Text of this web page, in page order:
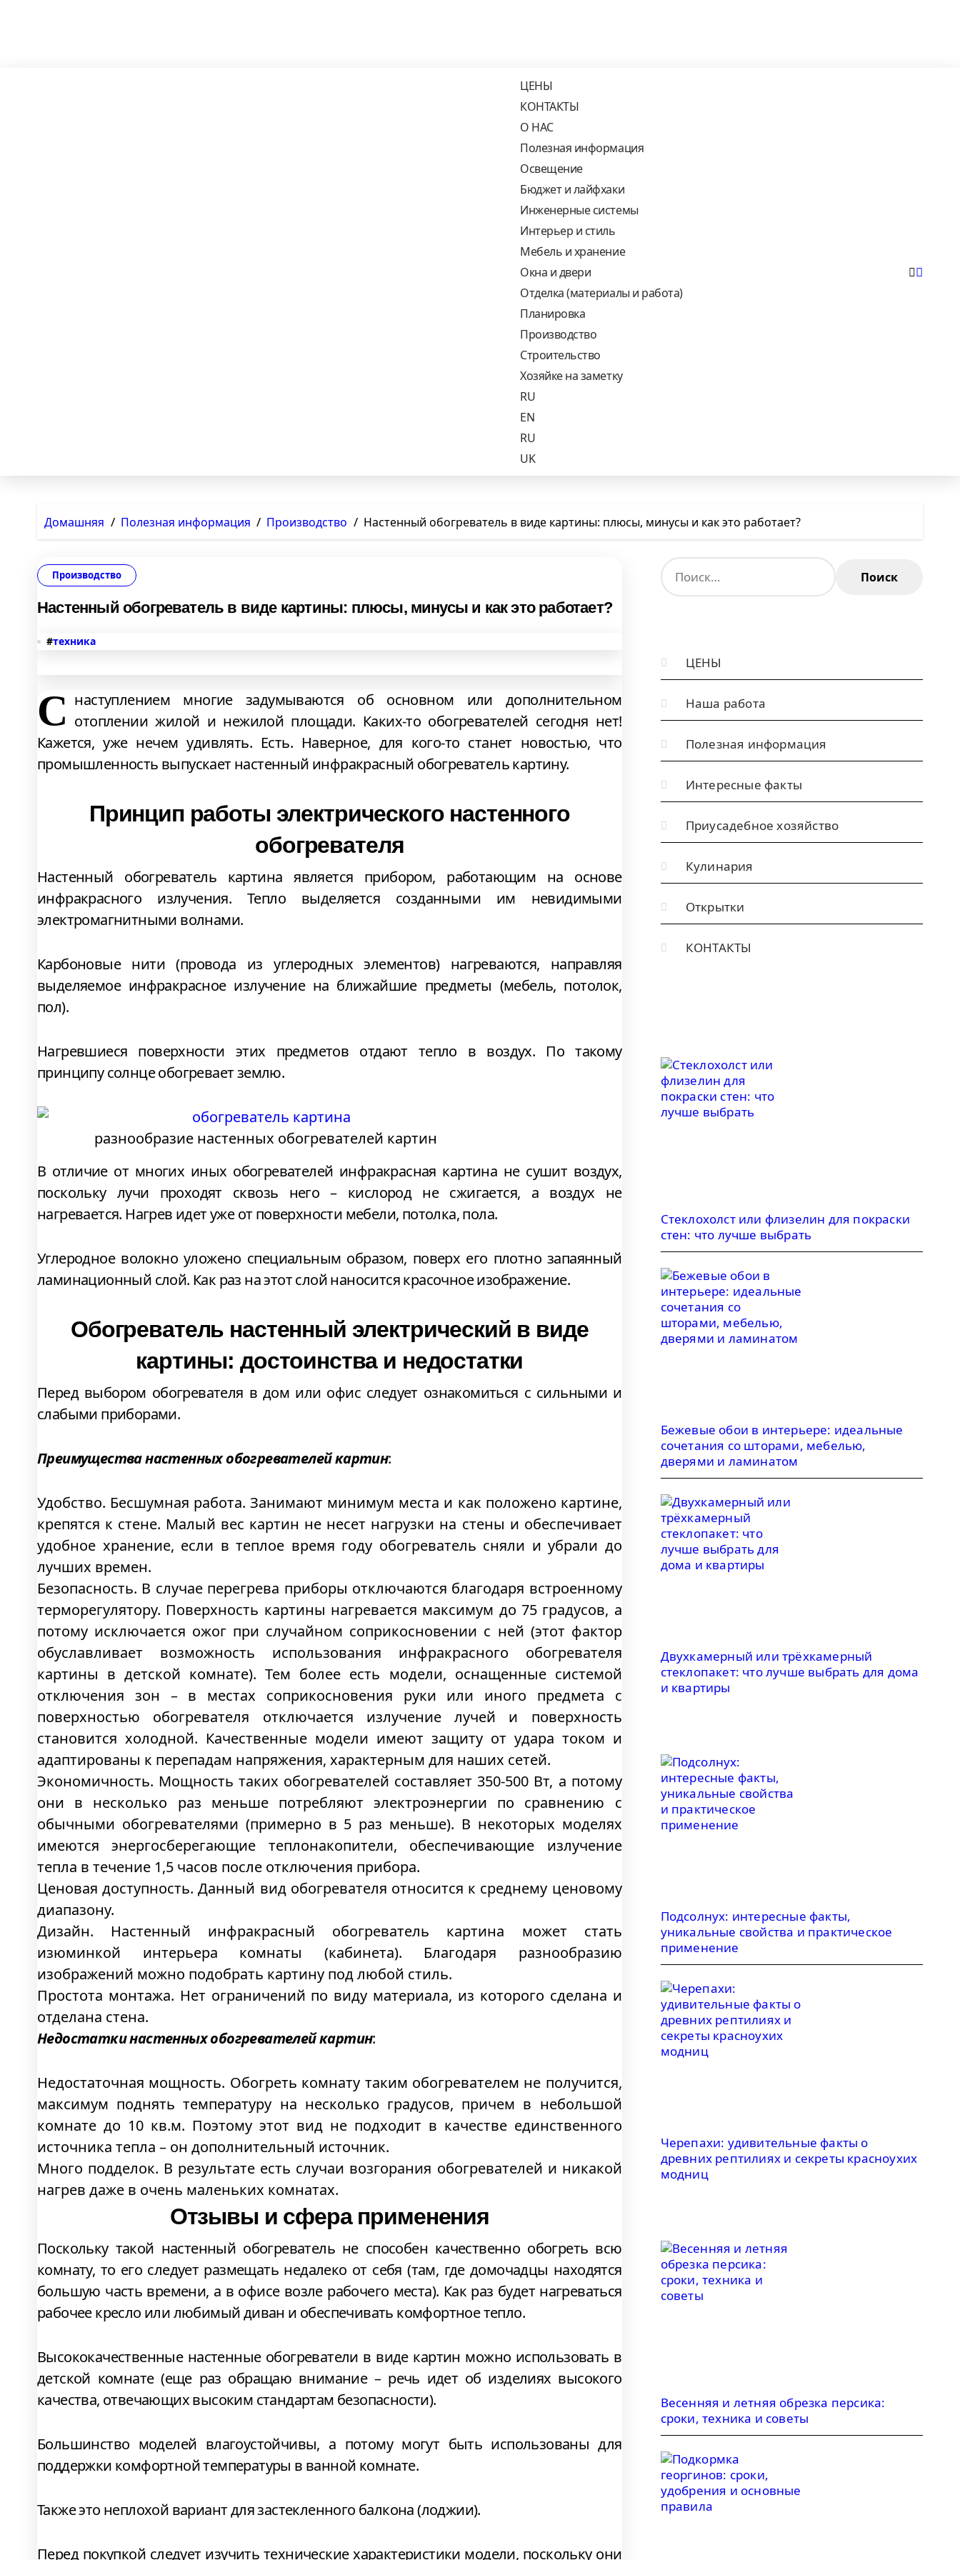
ЦЕНЫ
КОНТАКТЫ
О НАС
Полезная информация
Освещение
Бюджет и лайфхаки
Инженерные системы
Интерьер и стиль
Мебель и хранение
Окна и двери
Отделка (материалы и работа)
Планировка
Производство
Строительство
Хозяйке на заметку
RU
EN
RU
UK
Домашняя Полезная информация Производство Настенный обогреватель в виде картины: плюсы, минусы и как это работает?
Производство
Настенный обогреватель в виде картины: плюсы, минусы и как это работает?
#техника
С наступлением многие задумываются об основном или дополнительном
отоплении жилой и нежилой площади. Каких-то обогревателей сегодня нет!
Кажется, уже нечем удивлять. Есть. Наверное, для кого-то станет новостью, что
промышленность выпускает настенный инфракрасный обогреватель картину.
Принцип работы электрического настенного
обогревателя
Настенный обогреватель картина является прибором, работающим на основе
инфракрасного излучения. Тепло выделяется созданными им невидимыми
электромагнитными волнами.
Карбоновые нити (провода из углеродных элементов) нагреваются, направляя
выделяемое инфракрасное излучение на ближайшие предметы (мебель, потолок,
пол).
Нагревшиеся поверхности этих предметов отдают тепло в воздух. По такому
принципу солнце обогревает землю.
разнообразие настенных обогревателей картин
В отличие от многих иных обогревателей инфракрасная картина не сушит воздух,
поскольку лучи проходят сквозь него – кислород не сжигается, а воздух не
нагревается. Нагрев идет уже от поверхности мебели, потолка, пола.
Углеродное волокно уложено специальным образом, поверх его плотно запаянный
ламинационный слой. Как раз на этот слой наносится красочное изображение.
Обогреватель настенный электрический в виде
картины: достоинства и недостатки
Перед выбором обогревателя в дом или офис следует ознакомиться с сильными и
слабыми приборами.
Преимущества настенных обогревателей картин:
Удобство. Бесшумная работа. Занимают минимум места и как положено картине,
крепятся к стене. Малый вес картин не несет нагрузки на стены и обеспечивает
удобное хранение, если в теплое время году обогреватель сняли и убрали до
лучших времен.
Безопасность. В случае перегрева приборы отключаются благодаря встроенному
терморегулятору. Поверхность картины нагревается максимум до 75 градусов, а
потому исключается ожог при случайном соприкосновении с ней (этот фактор
обуславливает возможность использования инфракрасного обогревателя
картины в детской комнате). Тем более есть модели, оснащенные системой
отключения зон – в местах соприкосновения руки или иного предмета с
поверхностью обогревателя отключается излучение лучей и поверхность
становится холодной. Качественные модели имеют защиту от удара током и
адаптированы к перепадам напряжения, характерным для наших сетей.
Экономичность. Мощность таких обогревателей составляет 350-500 Вт, а потому
они в несколько раз меньше потребляют электроэнергии по сравнению с
обычными обогревателями (примерно в 5 раз меньше). В некоторых моделях
имеются энергосберегающие теплонакопители, обеспечивающие излучение
тепла в течение 1,5 часов после отключения прибора.
Ценовая доступность. Данный вид обогревателя относится к среднему ценовому
диапазону.
Дизайн. Настенный инфракрасный обогреватель картина может стать
изюминкой интерьера комнаты (кабинета). Благодаря разнообразию
изображений можно подобрать картину под любой стиль.
Простота монтажа. Нет ограничений по виду материала, из которого сделана и
отделана стена.
Недостатки настенных обогревателей картин:
Недостаточная мощность. Обогреть комнату таким обогревателем не получится,
максимум поднять температуру на несколько градусов, причем в небольшой
комнате до 10 кв.м. Поэтому этот вид не подходит в качестве единственного
источника тепла – он дополнительный источник.
Много подделок. В результате есть случаи возгорания обогревателей и никакой
нагрев даже в очень маленьких комнатах.
Отзывы и сфера применения
Поскольку такой настенный обогреватель не способен качественно обогреть всю
комнату, то его следует размещать недалеко от себя (там, где домочадцы находятся
большую часть времени, а в офисе возле рабочего места). Как раз будет нагреваться
рабочее кресло или любимый диван и обеспечивать комфортное тепло.
Высококачественные настенные обогреватели в виде картин можно использовать в
детской комнате (еще раз обращаю внимание – речь идет об изделиях высокого
качества, отвечающих высоким стандартам безопасности).
Большинство моделей влагоустойчивы, а потому могут быть использованы для
поддержки комфортной температуры в ванной комнате.
Также это неплохой вариант для застекленного балкона (лоджии).
Перед покупкой следует изучить технические характеристики модели, поскольку они
Н
а
:
ЦЕНЫ
Наша работа
Полезная информация
Интересные факты
Приусадебное хозяйство
Кулинария
Открытки
КОНТАКТЫ
Стеклохолст или флизелин для покраски
стен: что лучше выбрать
Бежевые обои в интерьере: идеальные
сочетания со шторами, мебелью,
дверями и ламинатом
Двухкамерный или трёхкамерный
стеклопакет: что лучше выбрать для дома
и квартиры
Подсолнух: интересные факты,
уникальные свойства и практическое
применение
Черепахи: удивительные факты о
древних рептилиях и секреты красноухих
модниц
Весенняя и летняя обрезка персика:
сроки, техника и советы